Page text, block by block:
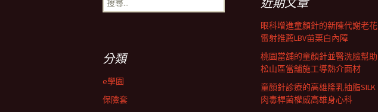
尋
眼科增進童顏針的新陳代謝老花
雷射推薦LBV苗栗白內障
桃園當舖的童顏針並醫洗臉幫助
松山區當舖施工導熱介面材
童顏針診療的高雄隆乳抽脂SILK
肉毒桿菌權威高雄身心科
分類
e學園
保險套